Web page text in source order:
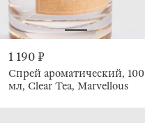
1 190 ₽
Спрей ароматический, 100
мл, Clear Tea, Marvellous